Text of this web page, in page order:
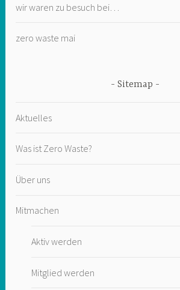
wir waren zu besuch bei…
zero waste mai
Sitemap
Aktuelles
Was ist Zero Waste?
Über uns
Mitmachen
Aktiv werden
Mitglied werden